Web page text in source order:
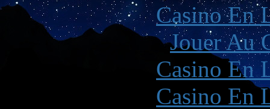
Casino En
Jouer Au
Casino En
Casino En